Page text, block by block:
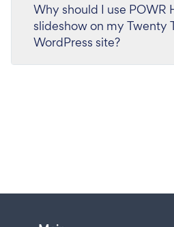
Why should I use POWR
slideshow on my Twenty
WordPress site?